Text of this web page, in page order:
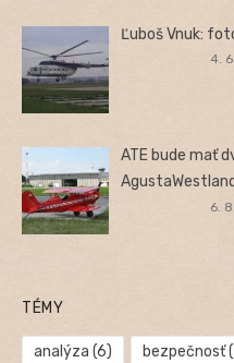
Ľuboš Vnuk:
4.
ATE bude mať
AgustaWestland
6.
TÉMY
analýza (6) bezpečnosť